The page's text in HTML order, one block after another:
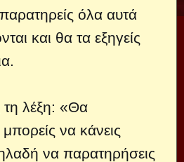
όλα αυτά
και θα τα εξηγείς
τη λέξη: «Θα
να κάνεις
να παρατηρήσεις